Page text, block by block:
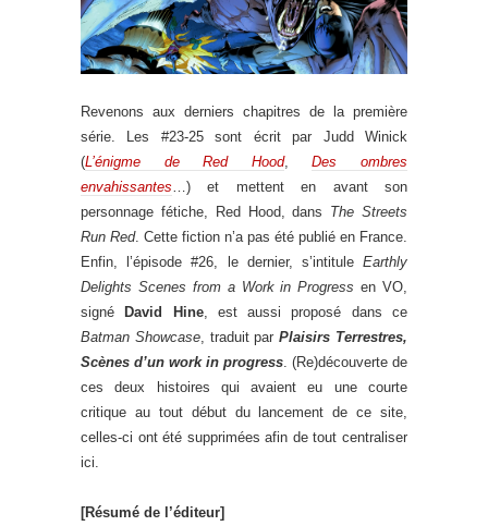
Revenons aux derniers chapitres de la première
série. Les #23-25 sont écrit par Judd Winick
(L’énigme de Red Hood,Des ombres
envahissantes …) et mettent en avant son
personnage fétiche, Red Hood, dans The Streets
Run Red. Cette fiction n’a pas été publié en France.
Enfin, l’épisode #26, le dernier, s’intitule Earthly
Delights Scenes from a Work in Progress en VO,
signé
David Hine, est aussi proposé dans ce
Batman Showcase, traduit parPlaisirs Terrestres,
Scènes d’un work in progress . (Re)découverte de
ces deux histoires qui avaient eu une courte
critique au tout début du lancement de ce site,
celles-ci ont été supprimées afin de tout centraliser
ici.
[Résumé de l’éditeur]